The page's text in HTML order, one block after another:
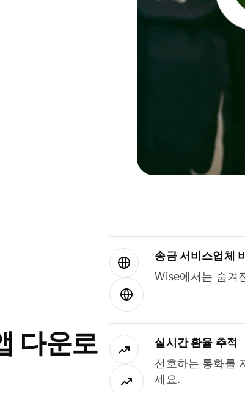
다운로
송금 서비스업체
Wise에서는 숨겨
실시간 환율 추적
선호하는 통화를
세요.